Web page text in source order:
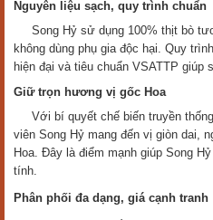
Nguyên liệu sạch, quy trình chuẩn
Song Hỷ sử dụng 100% thịt bò
không dùng phụ gia độc hại. Quy
hiện đại và tiêu chuẩn VSATTP giúp
Giữ trọn hương vị gốc Hoa
Với bí quyết chế biến truyền
viên Song Hỷ mang đến vị giòn dai,
Hoa. Đây là điểm mạnh giúp Song
tính.
Phân phối đa dạng, giá cạnh tranh